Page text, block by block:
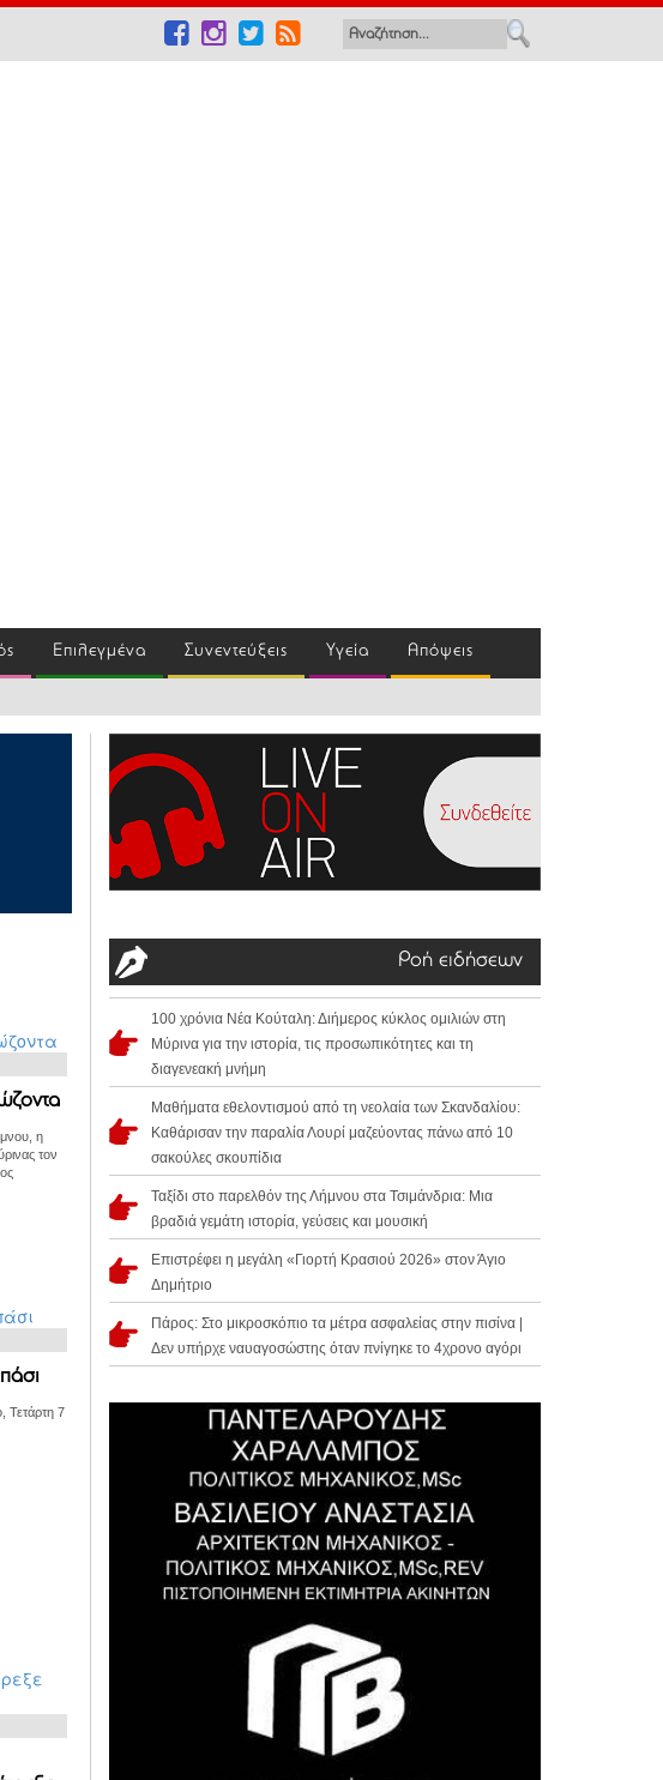
Επιλεγμένα Συνεντεύξεις Υγεία Απόψεις
η
τον
Τετάρτη 7
Ροή ειδήσεων
100 χρόνια Νέα Κούταλη: Διήμερος κύκλος ομιλιών στη
Μύρινα για την ιστορία, τις προσωπικότητες και τη
διαγενεακή μνήμη
Μαθήματα εθελοντισμού από τη νεολαία των Σκανδαλίου:
Καθάρισαν την παραλία Λουρί μαζεύοντας πάνω από 10
σακούλες σκουπίδια
Ταξίδι στο παρελθόν της Λήμνου στα Τσιμάνδρια: Μια
βραδιά γεμάτη ιστορία, γεύσεις και μουσική
Επιστρέφει η μεγάλη «Γιορτή Κρασιού 2026» στον Άγιο
Δημήτριο
Πάρος: Στο μικροσκόπιο τα μέτρα ασφαλείας στην πισίνα |
Δεν υπήρχε ναυαγοσώστης όταν πνίγηκε το 4χρονο αγόρι